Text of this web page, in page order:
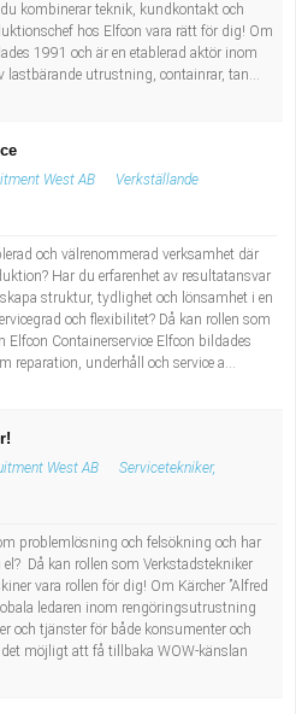
o specialavd. o mottagning
kombinerar teknik, kundkontakt och
hos Elfcon vara rätt för dig! Om
1991 och är en etablerad aktör inom
lastbärande utrustning, containrar, tan...
West AB
Verkställande
och välrenommerad verksamhet där
Har du erfarenhet av resultatansvar
struktur, tydlighet och lönsamhet i en
och flexibilitet? Då kan rollen som
Containerservice Elfcon bildades
reparation, underhåll och service a...
West AB
Servicetekniker,
problemlösning och felsökning och har
Då kan rollen som Verkstadstekniker
vara rollen för dig! Om Kärcher ”Alfred
ledaren inom rengöringsutrustning
och tjänster för både konsumenter och
möjligt att få tillbaka WOW-känslan